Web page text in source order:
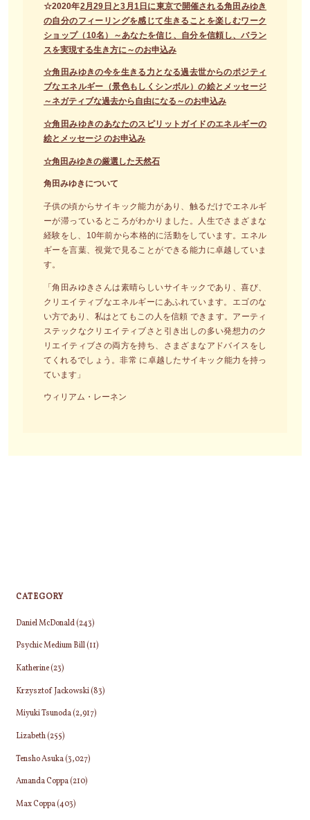
☆2020年2月29日と3月1日に東京で開催される角田みゆき
の自分のフィーリングを感じて生きることを楽しむワーク
ショップ（10名）～あなたを信じ、自分を信頼し、バラン
スを実現する生き方に～のお申込み
☆角田みゆきの今を生きる力となる過去世からのポジティ
ブなエネルギー（景色もしくシンボル）の絵とメッセージ
～ネガティブな過去から自由になる～のお申込み
☆角田みゆきのあなたのスピリットガイドのエネルギーの
絵とメッセージ のお申込み
☆角田みゆきの厳選した天然石
角田みゆきについて
子供の頃からサイキック能力があり、触るだけでエネルギ
ーが滞っているところがわかりました。人生でさまざまな
経験をし、10年前から本格的に活動をしています。エネル
ギーを言葉、視覚で見ることができる能力に卓越していま
す。
「角田みゆきさんは素晴らしいサイキックであり、喜び、
クリエイティブなエネルギーにあふれています。エゴのな
い方であり、私はとてもこの人を信頼 できます。アーティ
ステックなクリエイティブさと引き出しの多い発想力のク
リエイティブさの両方を持ち、さまざまなアドバイスをし
てくれるでしょう。非常 に卓越したサイキック能力を持っ
ています」
ウィリアム・レーネン
CATEGORY
Daniel McDonald(243)
Psychic Medium Bill(11)
Katherine(23)
Krzysztof Jackowski(83)
Miyuki Tsunoda(2,917)
Lizabeth(255)
Tensho Asuka(3,027)
Amanda Coppa(210)
Max Coppa(403)